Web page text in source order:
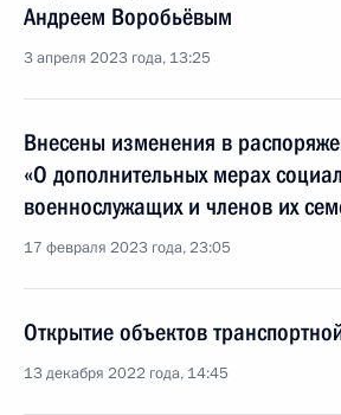
Андреем Воробьёвым
3 апреля 2023 года, 13:25
Внесены изменения в
«О дополнительных мерах
военнослужащих и членов их
17 февраля 2023 года, 23:05
Открытие объектов
13 декабря 2022 года, 14:45